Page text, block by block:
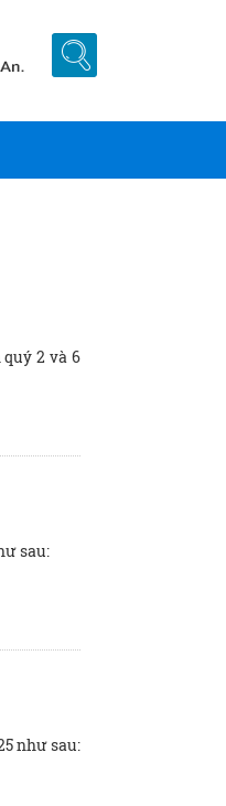
2 và 6
sau:
như sau: